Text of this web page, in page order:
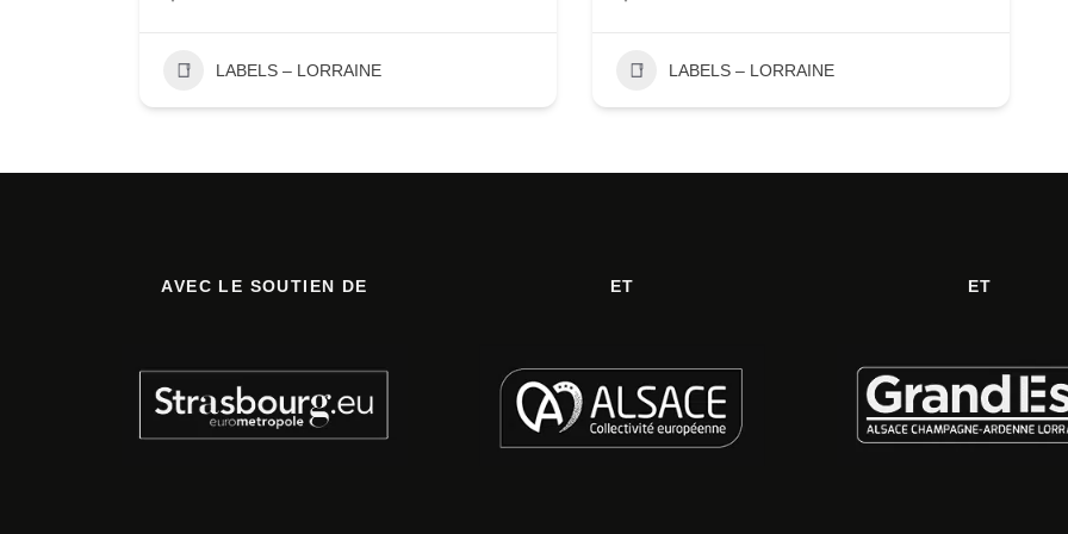
LABELS – LORRAINE LABELS – LORRAINE
AVEC LE SOUTIEN DE ET ET